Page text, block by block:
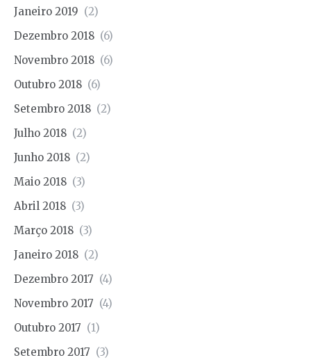
Janeiro 2019 (2)
Dezembro 2018 (6)
Novembro 2018 (6)
Outubro 2018 (6)
Setembro 2018 (2)
Julho 2018 (2)
Junho 2018 (2)
Maio 2018 (3)
Abril 2018 (3)
Março 2018 (3)
Janeiro 2018 (2)
Dezembro 2017 (4)
Novembro 2017 (4)
Outubro 2017 (1)
Setembro 2017 (3)